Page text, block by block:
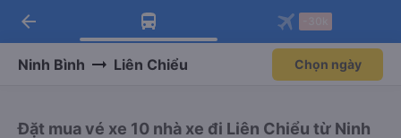
Tải app Vexere ngay!
Nhận ưu đãi thành viên độc
Mở app
Tải app Vexere
-30k/ghế khi đặt vé máy bay qua
Mở app
arrow_back
Ninh Bình Liên Chiểu Chọn ngày
Đặt mua vé xe 10 nhà xe đi Liên Chiểu từ Ninh